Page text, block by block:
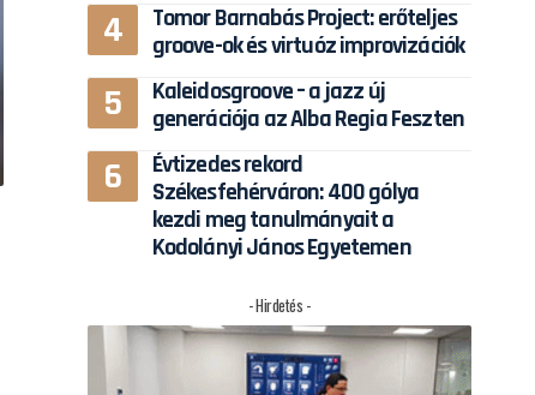
Tomor Barnabás Project: erőteljes
groove-ok és virtuóz improvizációk
Kaleidosgroove – a jazz új
generációja az Alba Regia Feszten
Évtizedes rekord
Székesfehérváron: 400 gólya
kezdi meg tanulmányait a
Kodolányi János Egyetemen
- Hirdetés -